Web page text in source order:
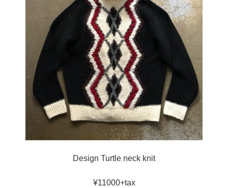
Design Turtle neck knit
¥11000+tax